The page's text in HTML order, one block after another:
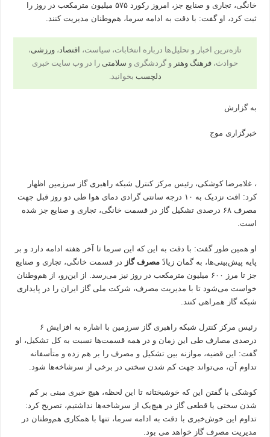
خانگی، تجاری و صنایع جز، امروز رکورد ۵۷۵ میلیون مترمکعب در روز را
ثبت کرد، او گفت: با دقت به ادامه سرما، هم‌وطنان مدیریت کنند.
تازه‌ترین اخبار و تحلیل‌ها درباره انتخابات، سیاست، اقتصاد، ورزشی،
حوادث، فرهنگ وهنر و گردشگری و سلامتی را در وب سایت خبری
دلچسب بخوانید.
به گزارش
خبرگزاری موج
، غلامرضا کوشکی، رئیس مرکز کنترل شبکه راهبری گاز سرزمین اظهار
کرد: افت نزدیک به ۱۰ درجه سانتی گرادی دمای هوا طی دو روز قبل جهت
مصرف ۶۸ درصدی تشکیل گاز در قسمت خانگی، تجاری و صنایع جز شده
است.
او همین طور گفت: با دقت به این که این سرما تا آخر هفته ادامه دارد و بر
پایه پیش‌بینی‌ها، به گمان زیادًمصرف گاز در قسمت خانگی، تجاری و صنایع
جز تا مرز ۶۰۰ میلیون مترمکعب در روز نیز می‌رسد. از این‌رو، از هم‌وطنان
خواست می‌شود تا با مدیریت مصرف، شرکت ملی گاز ایران را در پایداری
شبکه گاز همراهی کنند.
رئیس مرکز کنترل شبکه راهبری گاز سرزمین با اشاره به افزایش ۶
درصدی مصارف طی این زمان و در همه قسمت‌ها نسبت به کل تشکیل، او
گفت: این قضیه، موازنه بین تشکیل و مصرف را بر هم زده و متأسفانه
تداوم آن، می‌تواند جهت کم شدن سختی در برخی از سرشاخه‌ها شود.
کوشکی با گفتن این که خوشبختانه تا این لحظه، هیچ خبری مبنی بر کم
شدن سختی یا قطعی گاز در هیچ‌یک از سرشاخه‌ها نداشتیم، تصریح کرد:
تداوم این خوش‌خبری با دقت به ادامه سرما، تنها با همکاری هم‌وطنان در
مدیریت مصرف گاز خواهد می بود.